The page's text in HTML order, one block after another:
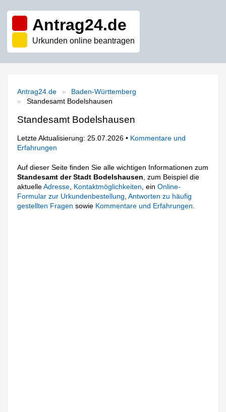
Antrag24.de
Urkunden online beantragen
Antrag24.de
Baden-Württemberg
Standesamt Bodelshausen
Standesamt Bodelshausen
Letzte Aktualisierung: 25.07.2026 • Kommentare und
Erfahrungen
Auf dieser Seite finden Sie alle wichtigen Informationen zum
Standesamt der Stadt Bodelshausen , zum Beispiel die
aktuelleAdresse Kontaktmöglichkeiten , einOnline-
Formular zur Urkundenbestellung ,Antworten zu häufig
gestellten Fragen sowie Kommentare und Erfahrungen